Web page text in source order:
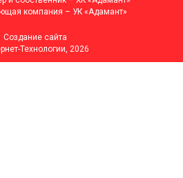
компания – УК «Адамант»
Создание сайта
Технологии, 2026